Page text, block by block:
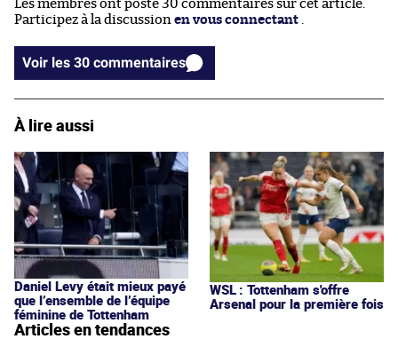
Les membres ont posté 30 commentaires sur cet article.
Participez à la discussion en vous connectant .
Voir les 30 commentaires
À lire aussi
Daniel Levy était mieux payé
que l’ensemble de l’équipe
féminine de Tottenham
WSL : Tottenham s'offre
Arsenal pour la première fois
Articles en tendances